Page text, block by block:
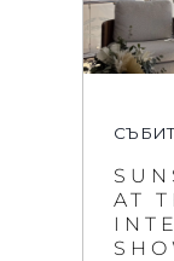
AT